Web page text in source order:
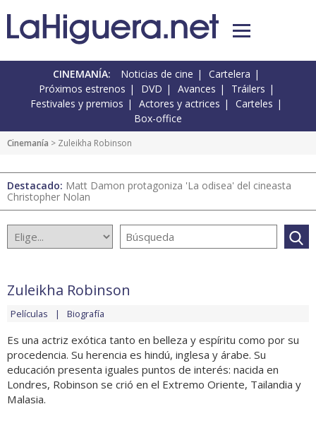
CINEMANÍA: Noticias de cine
Cartelera
Próximos estrenos
DVD Avances
Tráilers
Festivales y premios
Actores y actrices
Carteles
Box-office
Cinemanía > Zuleikha Robinson
Destacado: Matt Damon protagoniza 'La odisea' del cineasta
Christopher Nolan
Zuleikha Robinson
Películas Biografía
Es una actriz exótica tanto en belleza y espíritu como por su
procedencia. Su herencia es hindú, inglesa y árabe. Su
educación presenta iguales puntos de interés: nacida en
Londres, Robinson se crió en el Extremo Oriente, Tailandia y
Malasia.